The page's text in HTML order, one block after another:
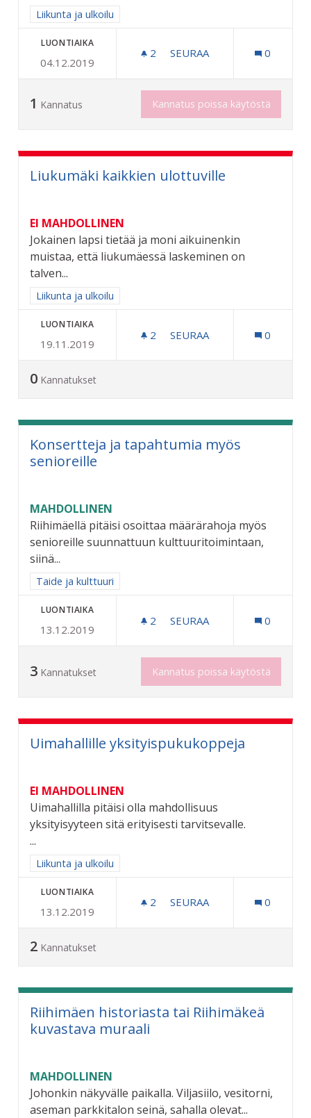
Rajaa tulokset aihepiirin mukaan: Liikunta ja ulkoilu
Liikunta ja ulkoilu
LUONTIAIKA
04.12.2019
2 2 SEURAAJAA
SEURAA 0
1 Kannatus Kannatus poissa käytöstä
Liukumäki kaikkien ulottuville
EI MAHDOLLINEN
Jokainen lapsi tietää ja moni aikuinenkin
muistaa, että liukumäessä laskeminen on
talven...
Rajaa tulokset aihepiirin mukaan: Liikunta ja ulkoilu
Liikunta ja ulkoilu
LUONTIAIKA
19.11.2019
2 2 SEURAAJAA
SEURAA 0
0 Kannatukset
Konsertteja ja tapahtumia myös
senioreille
MAHDOLLINEN
Riihimäellä pitäisi osoittaa määrärahoja myös
senioreille suunnattuun kulttuuritoimintaan,
siinä...
Rajaa tulokset aihepiirin mukaan: Taide ja kulttuuri
Taide ja kulttuuri
LUONTIAIKA
13.12.2019
2 2 SEURAAJAA
SEURAA 0
3 Kannatukset Kannatus poissa käytöstä
Uimahallille yksityispukukoppeja
EI MAHDOLLINEN
Uimahallilla pitäisi olla mahdollisuus
yksityisyyteen sitä erityisesti tarvitsevalle.
...
Rajaa tulokset aihepiirin mukaan: Liikunta ja ulkoilu
Liikunta ja ulkoilu
LUONTIAIKA
13.12.2019
2 2 SEURAAJAA
SEURAA 0
2 Kannatukset
Riihimäen historiasta tai Riihimäkeä
kuvastava muraali
MAHDOLLINEN
Johonkin näkyvälle paikalla. Viljasiilo, vesitorni,
aseman parkkitalon seinä, sahalla olevat...